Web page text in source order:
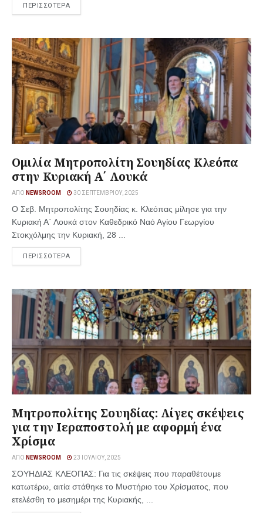
ΠΕΡΙΣΣΟΤΕΡΑ
Ομιλία Μητροπολίτη Σουηδίας Κλεόπα
στην Κυριακή Α΄ Λουκά
ΑΠΌ NEWSROOM 30 ΣΕΠΤΕΜΒΡΊΟΥ, 2025
Ο Σεβ. Μητροπολίτης Σουηδίας κ. Κλεόπας μίλησε για την
Κυριακή Α΄ Λουκά στον Καθεδρικό Ναό Αγίου Γεωργίου
Στοκχόλμης την Κυριακή, 28 ...
ΠΕΡΙΣΣΟΤΕΡΑ
Μητροπολίτης Σουηδίας: Λίγες σκέψεις
για την Ιεραποστολή με αφορμή ένα
Χρίσμα
ΑΠΌ NEWSROOM 23 ΙΟΥΛΊΟΥ, 2025
ΣΟΥΗΔΙΑΣ ΚΛΕΟΠΑΣ: Για τις σκέψεις που παραθέτουμε
κατωτέρω, αιτία στάθηκε το Μυστήριο του Χρίσματος, που
ετελέσθη το μεσημέρι της Κυριακής, ...